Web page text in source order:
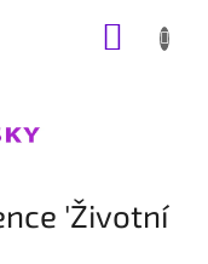
'Životní